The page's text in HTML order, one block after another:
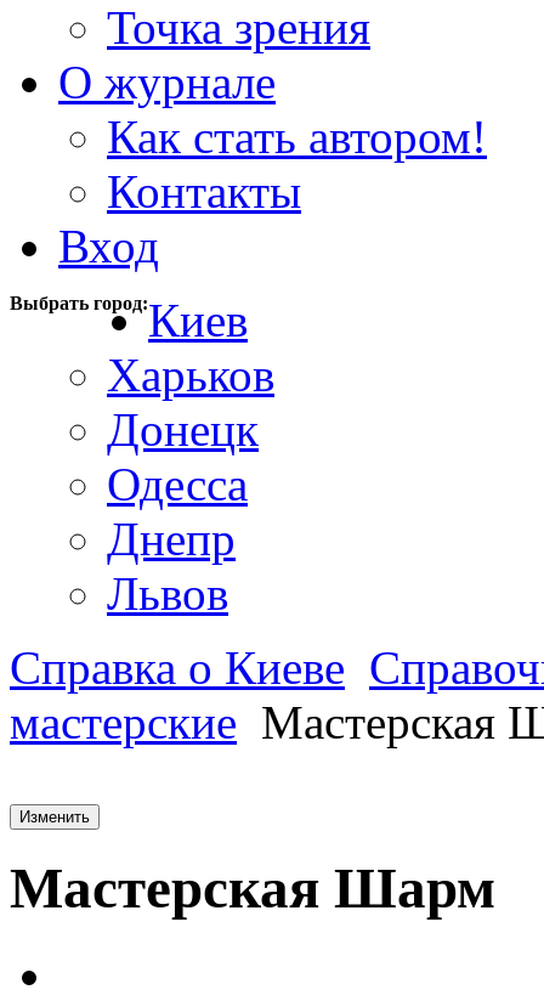
Точка зрения
О журнале
Как стать автором!
Контакты
Вход
Выбрать город:Киев
Харьков
Донецк
Одесса
Днепр
Львов
Справка о Киеве
мастерские Мастерская
Изменить
Мастерская Шарм